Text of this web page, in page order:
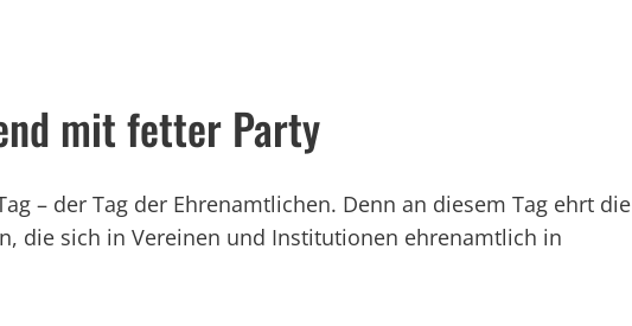
mit fetter Party
– der Tag der Ehrenamtlichen. Denn an diesem Tag ehrt die
die sich in Vereinen und Institutionen ehrenamtlich in